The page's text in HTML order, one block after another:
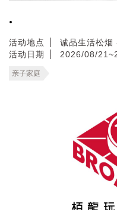
.
活动地点
诚品生活松烟
活动日期
2026/08/
亲子家庭